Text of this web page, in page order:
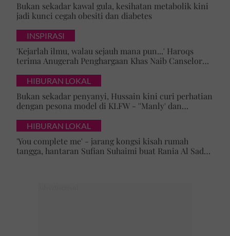
Bukan sekadar kawal gula, kesihatan metabolik kini
jadi kunci cegah obesiti dan diabetes
INSPIRASI
'Kejarlah ilmu, walau sejauh mana pun...' Haroqs
terima Anugerah Penghargaan Khas Naib Canselor
HIBURAN LOKAL
Bukan sekadar penyanyi, Hussain kini curi perhatian
dengan pesona model di KLFW - ''Manly' dan
HIBURAN LOKAL
'You complete me' - jarang kongsi kisah rumah
tangga, hantaran Sufian Suhaimi buat Rania Al Sadat